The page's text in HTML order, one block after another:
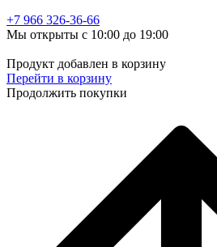
+7 966 326-36-66
Мы открыты с 10:00 до 19:00
Продукт добавлен в корзину
Перейти в корзину
Продолжить покупки